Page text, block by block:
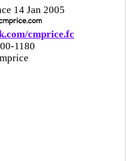
เทปสีดำต้องสงสัยในสวน
ชี่“ ของเล่นอันตราย พบไร้
งห้ามขาย-เตือนภัยผู้
14 Jan 2005
cmprice.fc
1180